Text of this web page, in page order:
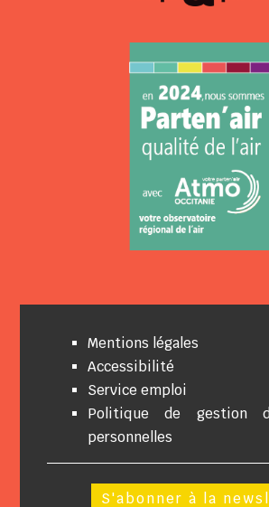
Mentions légales
Accessibilité
Service emploi
Politique de gestion
personnelles
S'abonner à la